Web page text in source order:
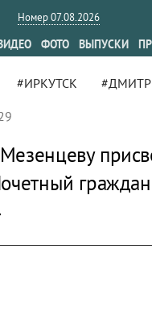
Номер 07.08.2026
ФОТО ВЫПУСКИ
#ИРКУТСК